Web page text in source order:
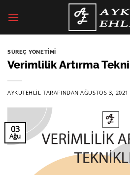
atla
SÜREÇ YÖNETIMI
Verimlilik Artırma
AYKUTEHLIL TARAFINDAN AĞUSTOS 3, 2021
03
Ağu